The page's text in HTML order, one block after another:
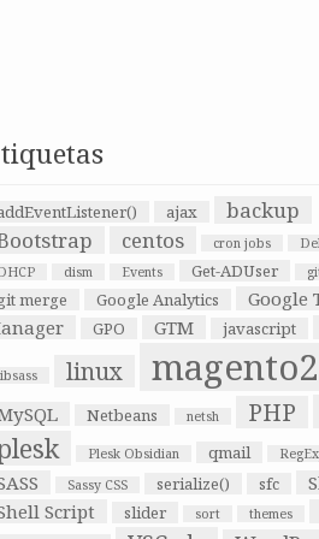
ajax
backup
centos cron jobs
dism Events Get-ADUser
merge Google Analytics
Google
GPO GTM javascript
linux magento2
Netbeans netsh PHP
Plesk Obsidian qmail
Sassy CSS serialize() sfc
Script
slider sort themes